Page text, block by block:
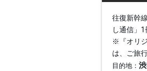
往復新幹
し通信」
※『オリ
は、ご旅行
目的地：